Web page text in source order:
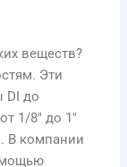
веществ?
Эти
DI до
1/8″ до 1″
В компании